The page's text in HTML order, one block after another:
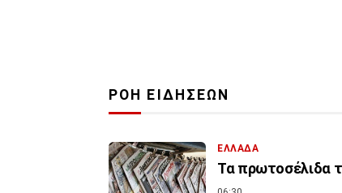
ΡΟΗ ΕΙΔΗΣΕΩΝ
ΕΛΛΑΔΑ
Τα πρωτοσέλιδα